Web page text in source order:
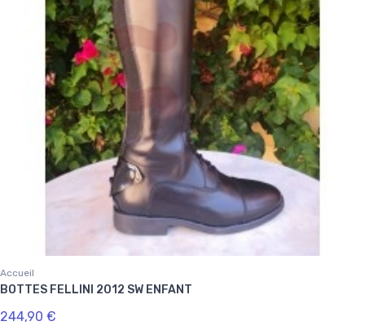
Accueil
BOTTES FELLINI 2012 SW ENFANT
244,90 €